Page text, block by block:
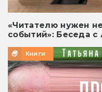
«Читателю нужен
событий»: Беседа
Книги